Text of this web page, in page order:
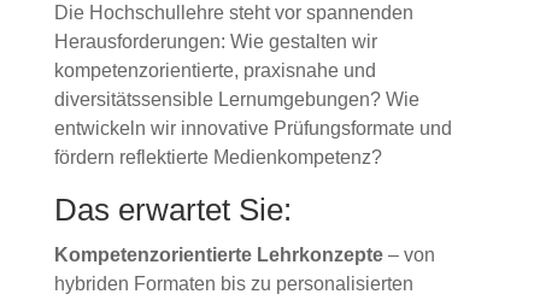
Die Hochschullehre steht vor spannenden
Herausforderungen: Wie gestalten wir
kompetenzorientierte, praxisnahe und
diversitätssensible Lernumgebungen? Wie
entwickeln wir innovative Prüfungsformate und
fördern reflektierte Medienkompetenz?
Das erwartet Sie:
Kompetenzorientierte Lehrkonzepte– von
hybriden Formaten bis zu personalisierten